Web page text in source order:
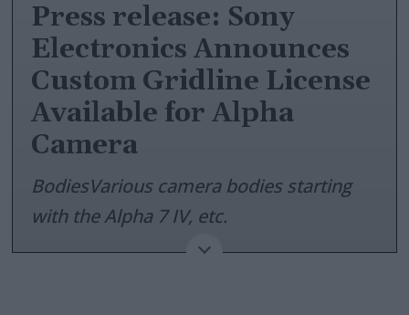
Press release: Sony
Electronics Announces
Custom Gridline License
Available for Alpha
Camera
BodiesVarious camera bodies starting
with the Alpha 7 IV, etc.